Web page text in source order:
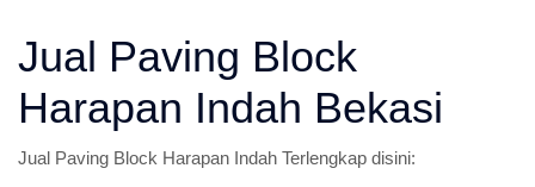
Jual Paving Block
Harapan Indah Bekasi
Jual Paving Block Harapan Indah Terlengkap disini: